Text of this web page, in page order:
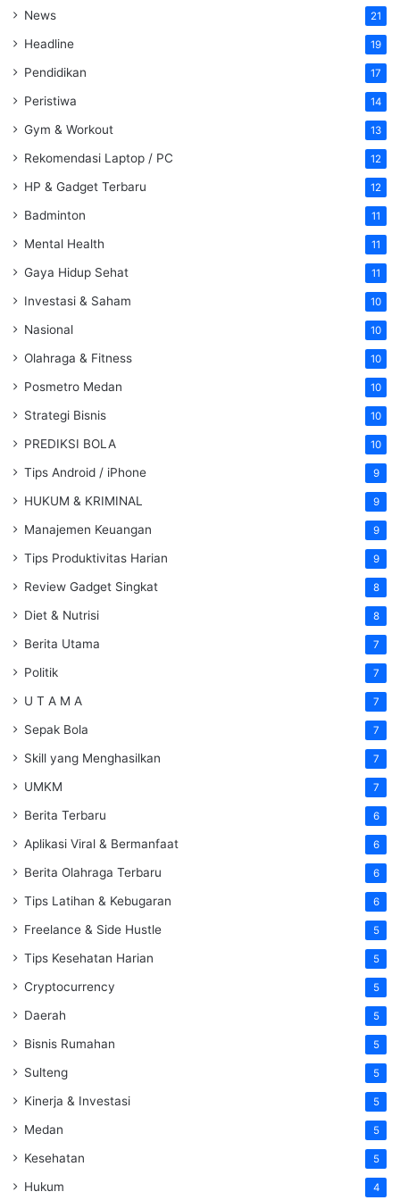
News 21
Headline 19
Pendidikan 17
Peristiwa 14
Gym & Workout 13
Rekomendasi Laptop / PC 12
HP & Gadget Terbaru 12
Badminton 11
Mental Health 11
Gaya Hidup Sehat 11
Investasi & Saham 10
Nasional 10
Olahraga & Fitness 10
Posmetro Medan 10
Strategi Bisnis 10
PREDIKSI BOLA 10
Tips Android / iPhone 9
HUKUM & KRIMINAL 9
Manajemen Keuangan 9
Tips Produktivitas Harian 9
Review Gadget Singkat 8
Diet & Nutrisi 8
Berita Utama 7
Politik 7
U T A M A 7
Sepak Bola 7
Skill yang Menghasilkan 7
UMKM 7
Berita Terbaru 6
Aplikasi Viral & Bermanfaat 6
Berita Olahraga Terbaru 6
Tips Latihan & Kebugaran 6
Freelance & Side Hustle 5
Tips Kesehatan Harian 5
Cryptocurrency 5
Daerah 5
Bisnis Rumahan 5
Sulteng 5
Kinerja & Investasi 5
Medan 5
Kesehatan 5
Hukum 4